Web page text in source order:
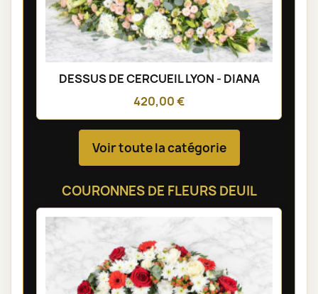
DESSUS DE CERCUEIL LYON - DIANA
420,00 €
Voir toute la catégorie
COURONNES DE FLEURS DEUIL